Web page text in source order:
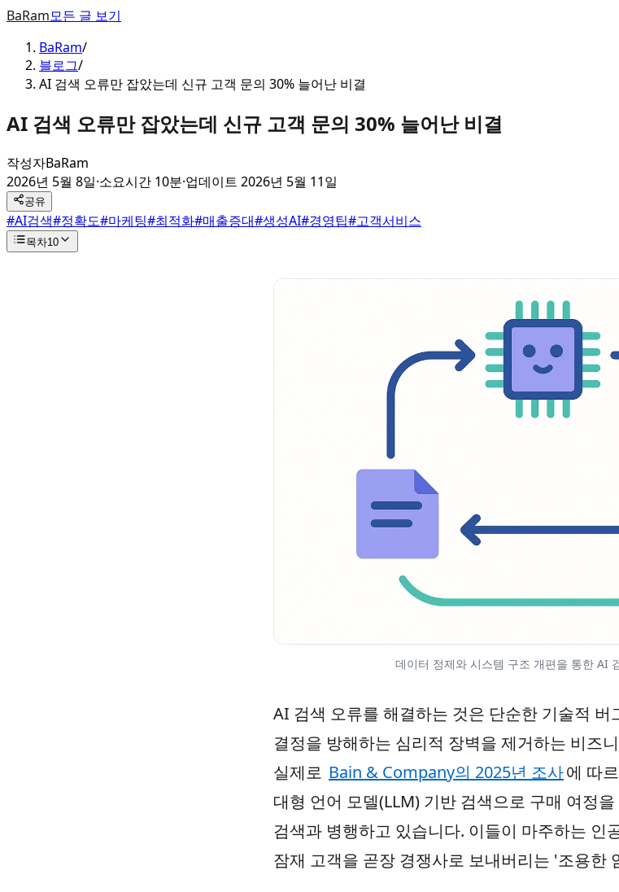
BaRam모든 글 보기
BaRam/
블로그/
AI 검색 오류만 잡았는데 신규 고객 문의 30% 늘어난 비결
AI 검색 오류만 잡았는데 신규 고객 문의 30% 늘어난 비결
작성자BaRam
2026년 5월 8일·소요시간 10분·업데이트 2026년 5월 11일
공유
#AI검색#정확도#마케팅#최적화#매출증대#생성AI#경영팁#고객서비스
목차10
데이터 정제와 시스템 구조 개편을 통한 AI
AI 검색 오류를 해결하는 것은 단순한 기술적 버
결정을 방해하는 심리적 장벽을 제거하는 비즈
실제로 Bain & Company의 2025년 조사에 따
대형 언어 모델(LLM) 기반 검색으로 구매 여정
검색과 병행하고 있습니다. 이들이 마주하는 인
잠재 고객을 곧장 경쟁사로 보내버리는 '조용한